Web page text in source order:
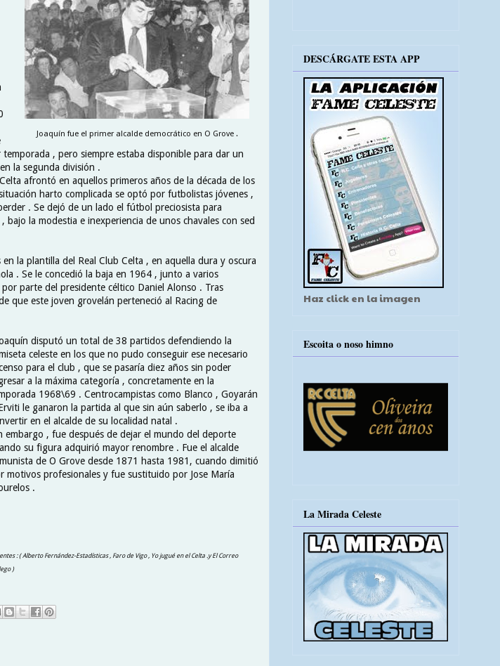
Joaquín fue el primer alcalde democrático en O Grove .
, pero siempre estaba disponible para dar un
la segunda división .
afrontó en aquellos primeros años de la década de los
harto complicada se optó por futbolistas jóvenes ,
. Se dejó de un lado el fútbol preciosista para
la modestia e inexperiencia de unos chavales con sed
la plantilla del Real Club Celta , en aquella dura y oscura
. Se le concedió la baja en 1964 , junto a varios
parte del presidente céltico Daniel Alonso . Tras
que este joven grovelán perteneció al Racing de
disputó un total de 38 partidos defendiendo la
celeste en los que no pudo conseguir ese necesario
para el club , que se pasaría diez años sin poder
a la máxima categoría , concretamente en la
1968\69 . Centrocampistas como Blanco , Goyarán
le ganaron la partida al que sin aún saberlo , se iba a
en el alcalde de su localidad natal .
embargo , fue después de dejar el mundo del deporte
su figura adquirió mayor renombre . Fue el alcalde
de O Grove desde 1871 hasta 1981, cuando dimitió
motivos profesionales y fue sustituido por Jose María
.
: ( Alberto Fernández-Estadísticas , Faro de Vigo , Yo jugué en el Celta .y El Correo
)
DESCÁRGATE ESTA APP
Haz click en la imagen
Escoita o noso himno
La Mirada Celeste